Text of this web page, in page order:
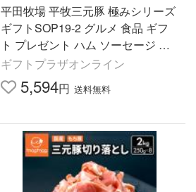
平田牧場 平牧三元豚 極みシリーズ
ギフトSOP19-2 グルメ 食品 ギフ
ト プレゼント ハム ソーセージ 肉
加工品 ウインナー 詰め合わせ
ギフトプラザオンライン
5,594円 送料無料